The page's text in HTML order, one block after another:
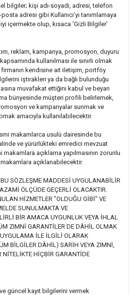
bilgiler; kişi adı-soyadı, adresi, telefon
adresi gibi Kullanıcı’yı tanımlamaya
içermekte olup, kısaca ‘Gizli Bilgiler’
reklam, kampanya, promosyon, duyuru
kullanılması ile sınırlı olmak
firmanın kendisine ait iletişim, portföy
iştirakleri ya da bağlı bulunduğu
muvafakat ettiğini kabul ve beyan
bünyesinde müşteri profili belirlemek,
ve kampanyalar sunmak ve
amacıyla kullanılabilecektir.
makamlarca usulü dairesinde bu
ve yürürlükteki emredici mevzuat
açıklama yapılmasının zorunlu
açıklanabilecektir.
SÖZLEŞME MADDESİ UYGULANABİLİR
ÖLÇÜDE GEÇERLİ OLACAKTIR.
HİZMETLER "OLDUĞU GİBİ” VE
SUNULMAKTA VE
BİR AMACA UYGUNLUK VEYA İHLAL
ZIMNİ GARANTİLER DE DÂHİL OLMAK
İLE İLGİLİ OLARAK
BİLGİLER DÂHİL) SARİH VEYA ZIMNİ,
HİÇBİR GARANTİDE
güncel kayıt bilgilerini vermek